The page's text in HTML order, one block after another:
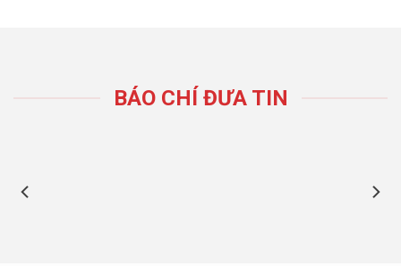
BÁO CHÍ ĐƯA TIN